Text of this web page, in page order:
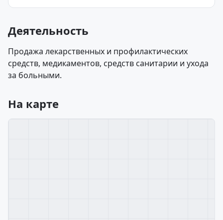
Деятельность
Продажа лекарственных и профилактических
средств, медикаментов, средств санитарии и ухода
за больными.
На карте